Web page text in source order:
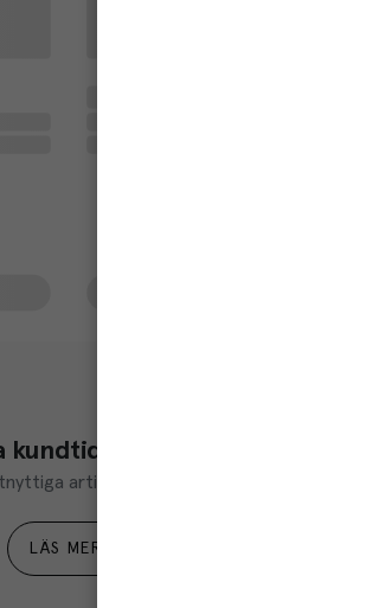
kundtidningar
artiklar och ta del av aktuella kampanjer.
LÄS MER